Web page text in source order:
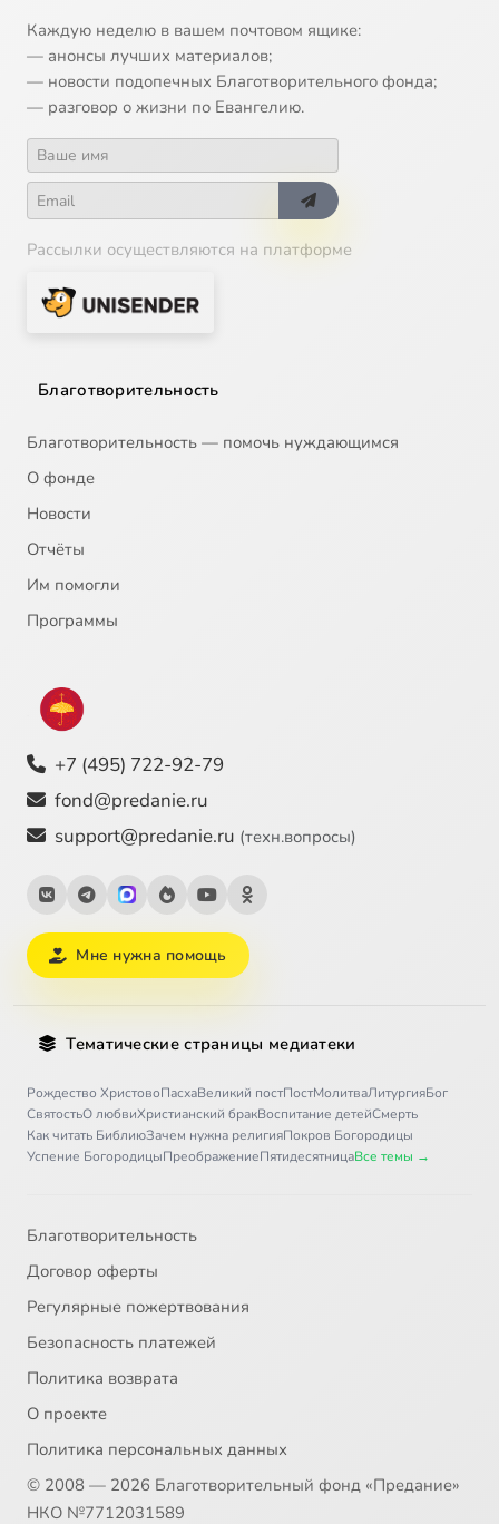
Каждую неделю в вашем почтовом ящике:
— анонсы лучших материалов;
— новости подопечных Благотворительного фонда;
— разговор о жизни по Евангелию.
Рассылки осуществляются на платформе
Благотворительность
Благотворительность — помочь нуждающимся
О фонде
Новости
Отчёты
Им помогли
Программы
+7 (495) 722-92-79
fond@predanie.ru
support@predanie.ru (техн.вопросы)
Мне нужна помощь
Тематические страницы медиатеки
Рождество ХристовоПасхаВеликий постПостМолитваЛитургияБог
СвятостьО любвиХристианский бракВоспитание детейСмерть
Как читать БиблиюЗачем нужна религияПокров Богородицы
Успение БогородицыПреображениеПятидесятницаВсе темы →
Благотворительность
Договор оферты
Регулярные пожертвования
Безопасность платежей
Политика возврата
О проекте
Политика персональных данных
© 2008 — 2026 Благотворительный фонд «Предание»
НКО №7712031589